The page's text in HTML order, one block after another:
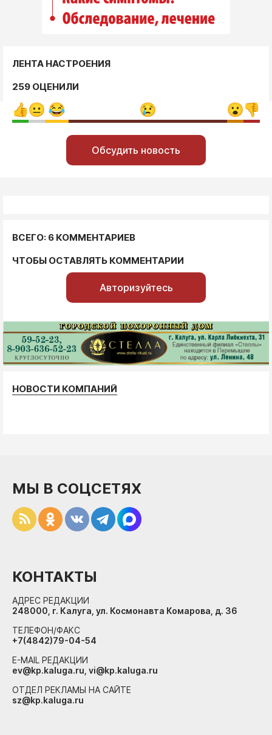
ЛЕНТА НАСТРОЕНИЯ
259 ОЦЕНИЛИ
Обсудить новость
ВСЕГО: 6 КОММЕНТАРИЕВ
ЧТОБЫ ОСТАВЛЯТЬ КОММЕНТАРИИ
Авторизуйтесь
НОВОСТИ КОМПАНИЙ
МЫ В СОЦСЕТЯХ
КОНТАКТЫ
АДРЕС РЕДАКЦИИ
248000, г. Калуга, ул. Космонавта Комарова, д. 36
ТЕЛЕФОН/ФАКС
+7(4842)79-04-54
E-MAIL РЕДАКЦИИ
ev@kp.kaluga.ru, vi@kp.kaluga.ru
ОТДЕЛ РЕКЛАМЫ НА САЙТЕ
sz@kp.kaluga.ru